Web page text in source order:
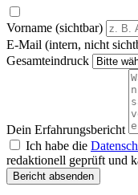
Vorname (sichtbar)
E-Mail (intern, nicht
Gesamteindruck
Dein Erfahrungsbericht
Ich habe die
redaktionell geprüft und
Bericht absenden